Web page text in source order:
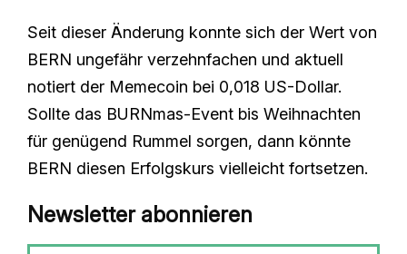
Seit dieser Änderung konnte sich der Wert von
BERN ungefähr verzehnfachen und aktuell
notiert der Memecoin bei 0,018 US-Dollar.
Sollte das BURNmas-Event bis Weihnachten
für genügend Rummel sorgen, dann könnte
BERN diesen Erfolgskurs vielleicht fortsetzen.
Newsletter abonnieren